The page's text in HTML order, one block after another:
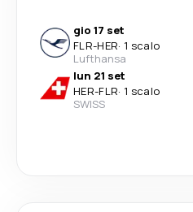
gio 17 set
FLR-HER· 1 scalo
Lufthansa
lun 21 set
HER-FLR· 1 scalo
SWISS